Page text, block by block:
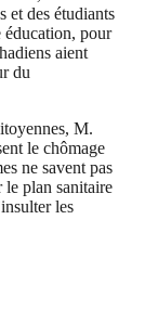
et des étudiants
éducation, pour
aient
du
M.
le chômage
ne savent pas
le plan sanitaire
les